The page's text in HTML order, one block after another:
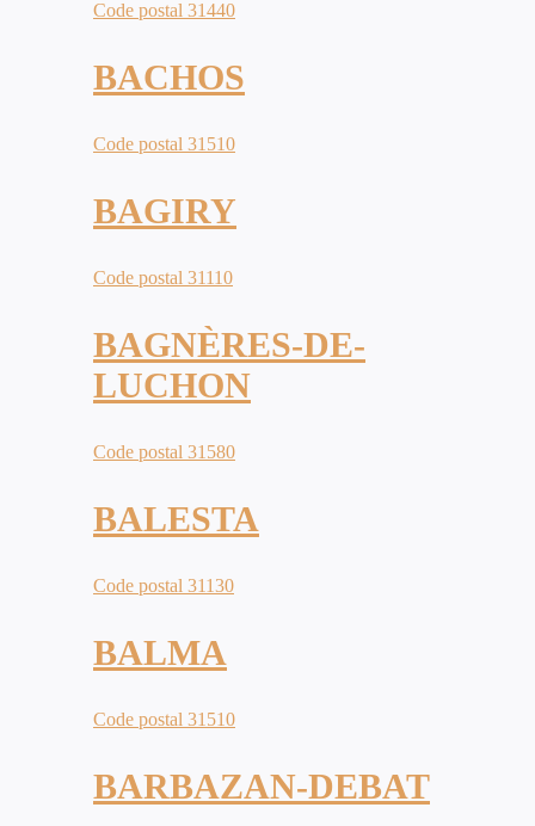
Code postal 31440
BACHOS
Code postal 31510
BAGIRY
Code postal 31110
BAGNÈRES-DE-
LUCHON
Code postal 31580
BALESTA
Code postal 31130
BALMA
Code postal 31510
BARBAZAN-DEBAT